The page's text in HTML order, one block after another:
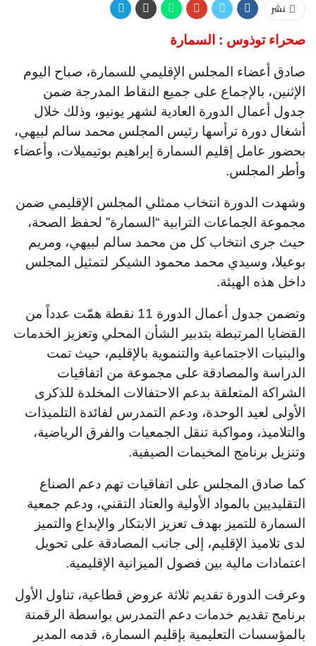
نشر
صحراء توذوس : السمارة
صادق أعضاء المجلس الإقليمي للسمارة، صباح اليوم
الإثنين، بالإجماع على جميع النقاط المدرجة ضمن
جدول أعمال الدورة العادية لشهر يونيو، وذلك خلال
أشغال دورة ترأسها رئيس المجلس محمد سالم لبيهي،
بحضور عامل إقليم السمارة إبراهيم بوتيميلات، وأعضاء
وأطر المجلس.
وشهدت الدورة انتخاب ممثلي المجلس الإقليمي ضمن
مجموعة الجماعات الترابية “السمارة” لحفظ الصحة،
حيث جرى انتخاب كل من محمد سالم لبيهي، ومريم
بوعيلا، وسيدي محمد محمود الشيكر لتمثيل المجلس
داخل هذه الهيئة.
وتضمن جدول أعمال الدورة 11 نقطة همّت عدداً من
القضايا المرتبطة بتدبير الشأن المحلي وتعزيز الخدمات
والبنيات الاجتماعية والتنموية بالإقليم، حيث تمت
الدراسة والمصادقة على مجموعة من اتفاقيات
الشراكة المتعلقة بدعم الاحتفالات المخلدة للذكرى
الأولى لعيد الوحدة، ودعم التمدرس لفائدة التلميذات
والتلاميذ، ومواكبة تنقل الجمعيات والفرق الرياضية،
وتنزيل برنامج المخيمات الصيفية.
كما صادق المجلس على اتفاقيات تهم دعم الصناع
التقليديين بالمواد الأولية والعتاد التقني، ودعم جمعية
السمارة للتميز بهدف تعزيز الابتكار والإبداع والتميز
لدى تلاميذ الإقليم، إلى جانب المصادقة على تحويل
اعتمادات مالية بين فصول الميزانية الإقليمية.
وعرفت الدورة تقديم ثلاثة عروض قطاعية، تناول الأول
برنامج تقديم خدمات دعم التمدرس بواسطة الرقمنة
بالمؤسسات التعليمية بإقليم السمارة، قدمه المدير